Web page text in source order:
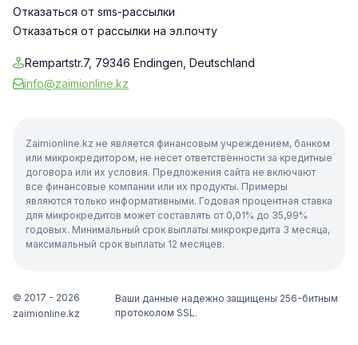
Отказаться от sms-рассылки
Отказаться от рассылки на эл.почту
Rempartstr.7, 79346 Endingen, Deutschland
info@zaimionline.kz
Zaimionline.kz не является финансовым учреждением, банком
или микрокредитором, не несет ответственности за кредитные
договора или их условия. Предложения сайта не включают
все финансовые компании или их продукты. Примеры
являются только информативными. Годовая процентная ставка
для микрокредитов может составлять от 0,01% до 35,99%
годовых. Минимальный срок выплаты микрокредита 3 месяца,
максимальный срок выплаты 12 месяцев.
© 2017 - 2026
zaimionline.kz
Ваши данные надежно защищены 256-битным
протоколом SSL.